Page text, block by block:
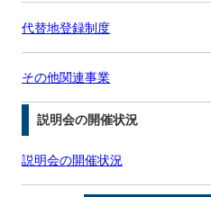
代替地登録制度
その他関連事業
説明会の開催状況
説明会の開催状況